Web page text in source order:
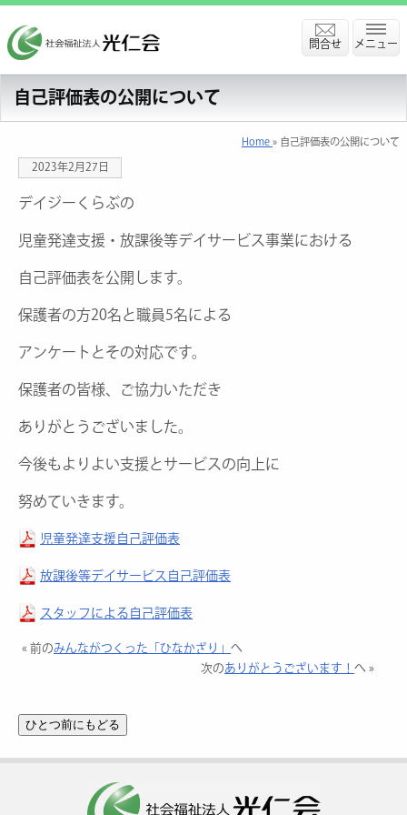
メニュー
問合せ
自己評価表の公開について
Home» 自己評価表の公開について
2023年2月27日
デイジーくらぶの
児童発達支援・放課後等デイサービス事業における
自己評価表を公開します。
保護者の方20名と職員5名による
アンケートとその対応です。
保護者の皆様、ご協力いただき
ありがとうございました。
今後もよりよい支援とサービスの向上に
努めていきます。
児童発達支援自己評価表
放課後等デイサービス自己評価表
スタッフによる自己評価表
« 前のみんながつくった「ひなかざり」 へ
次のありがとうございます！ へ »